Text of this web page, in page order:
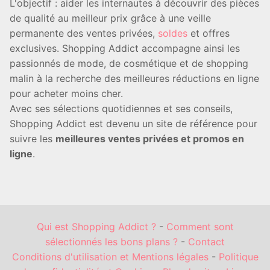
L'objectif : aider les internautes à découvrir des pièces
de qualité au meilleur prix grâce à une veille
permanente des ventes privées, soldes et offres
exclusives. Shopping Addict accompagne ainsi les
passionnés de mode, de cosmétique et de shopping
malin à la recherche des meilleures réductions en ligne
pour acheter moins cher.
Avec ses sélections quotidiennes et ses conseils,
Shopping Addict est devenu un site de référence pour
suivre les meilleures ventes privées et promos en
ligne.
Qui est Shopping Addict ?- Comment sont
sélectionnés les bons plans ? - Contact
Conditions d'utilisation et Mentions légales- Politique